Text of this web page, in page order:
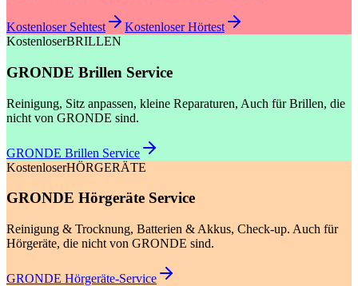
Kostenloser Sehtest
Kostenloser Hörtest
KostenloserBRILLEN
GRONDE Brillen Service
Reinigung, Sitz anpassen, kleine Reparaturen, Auch für Brillen, die
nicht von GRONDE sind.
GRONDE Brillen Service
KostenloserHÖRGERÄTE
GRONDE Hörgeräte Service
Reinigung & Trocknung, Batterien & Akkus, Check-up. Auch für
Hörgeräte, die nicht von GRONDE sind.
GRONDE Hörgeräte-Service